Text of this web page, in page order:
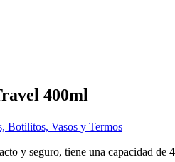
400ml
Botilitos, Vasos y Termos
y seguro, tiene una capacidad